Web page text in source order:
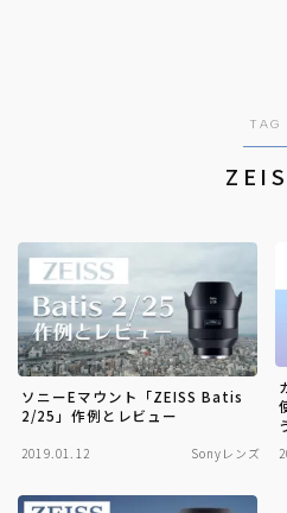
TAG
ソニーEマウント「ZEISS Batis
2/25」作例とレビュー
2019.01.12 Sonyレンズ